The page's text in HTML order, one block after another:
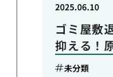
ゴミ屋敷
抑える！
2025.06.10
未分類